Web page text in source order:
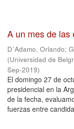
A un mes de las
D´Adamo, Orlando;
(Universidad de
Sep-2019)
El domingo 27 de
presidencial en la
de la fecha,
fuerzas entre